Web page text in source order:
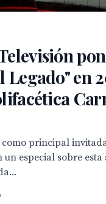
Legado" en
principal
especial sobre esta